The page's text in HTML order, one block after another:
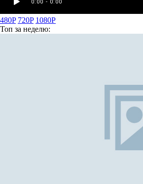
480P 720P 1080P
Топ за неделю: